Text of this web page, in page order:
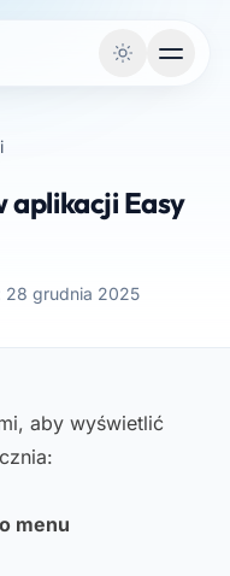
aplikacji Easy
28 grudnia 2025
aby wyświetlić
menu